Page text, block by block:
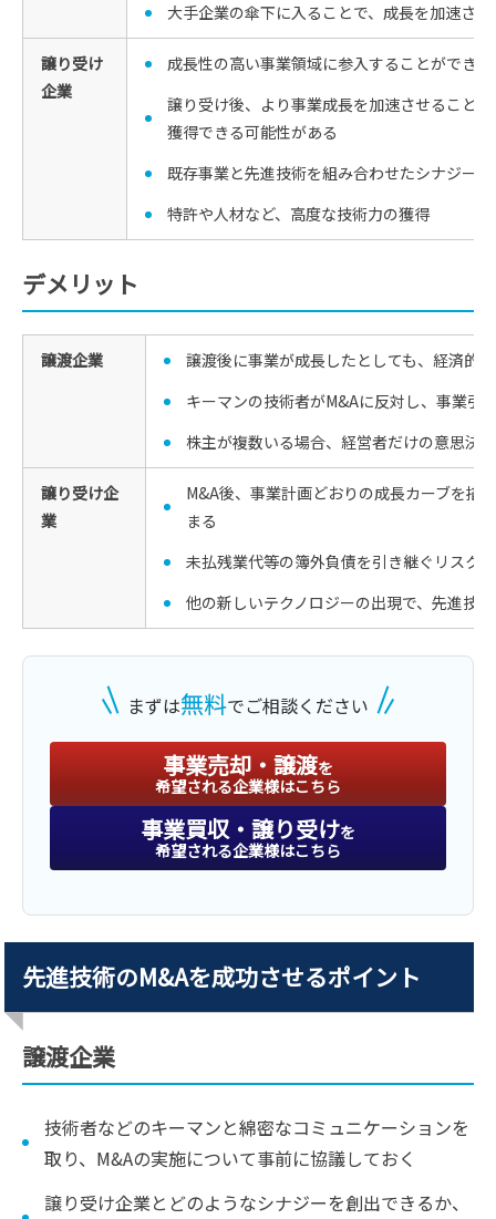
大手企業の傘下に入ることで、成長を加速さ
譲り受け
企業
成長性の高い事業領域に参入することができる
譲り受け後、より事業成長を加速させること
獲得できる可能性がある
既存事業と先進技術を組み合わせたシナジー
特許や人材など、高度な技術力の獲得
デメリット
譲渡企業
譲渡後に事業が成長したとしても、経済的
キーマンの技術者がM&Aに反対し、事業引
株主が複数いる場合、経営者だけの意思決
譲り受け企
業
M&A後、事業計画どおりの成長カーブを描
まる
未払残業代等の簿外負債を引き継ぐリスク
他の新しいテクノロジーの出現で、先進技
まずは無料でご相談ください
事業売却・譲渡を
希望される企業様はこちら
事業買収・譲り受けを
希望される企業様はこちら
先進技術のM&Aを成功させるポイント
譲渡企業
技術者などのキーマンと綿密なコミュニケーションを
取り、M&Aの実施について事前に協議しておく
譲り受け企業とどのようなシナジーを創出できるか、